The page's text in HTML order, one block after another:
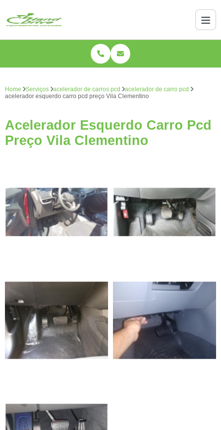
Home Serviços acelerador de carros pcd
acelerador de carro pcd
acelerador esquerdo carro pcd preço Vila Clementino
Acelerador Esquerdo Carro Pcd
Preço Vila Clementino